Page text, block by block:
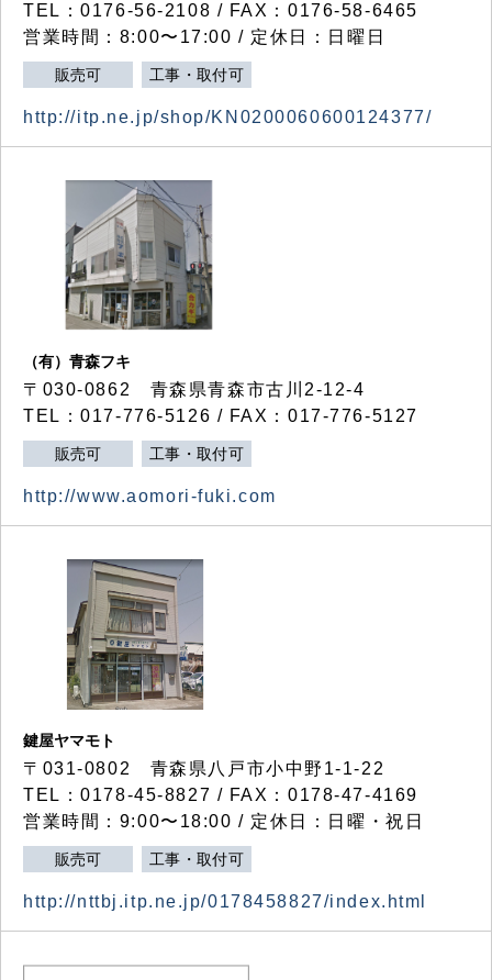
TEL：0176-56-2108 / FAX：0176-58-6465
営業時間：8:00〜17:00 / 定休日：日曜日
販売可 工事・取付可
http://itp.ne.jp/shop/KN0200060600124377/
（有）青森フキ
〒030-0862 青森県青森市古川2-12-4
TEL：017-776-5126 / FAX：017-776-5127
販売可 工事・取付可
http://www.aomori-fuki.com
鍵屋ヤマモト
〒031-0802 青森県八戸市小中野1-1-22
TEL：0178-45-8827 / FAX：0178-47-4169
営業時間：9:00〜18:00 / 定休日：日曜・祝日
販売可 工事・取付可
http://nttbj.itp.ne.jp/0178458827/index.html